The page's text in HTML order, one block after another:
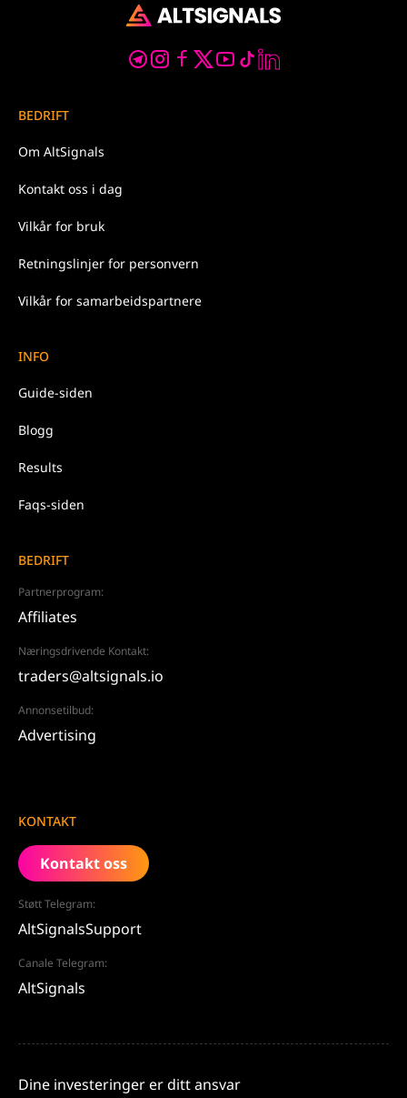
BEDRIFT
Om AltSignals
Kontakt oss i dag
Vilkår for bruk
Retningslinjer for personvern
Vilkår for samarbeidspartnere
INFO
Guide-siden
Blogg
Results
Faqs-siden
BEDRIFT
Partnerprogram:
Affiliates
Næringsdrivende Kontakt:
traders@altsignals.io
Annonsetilbud:
Advertising
KONTAKT
Kontakt oss
Støtt Telegram:
AltSignalsSupport
Canale Telegram:
AltSignals
Dine investeringer er ditt ansvar